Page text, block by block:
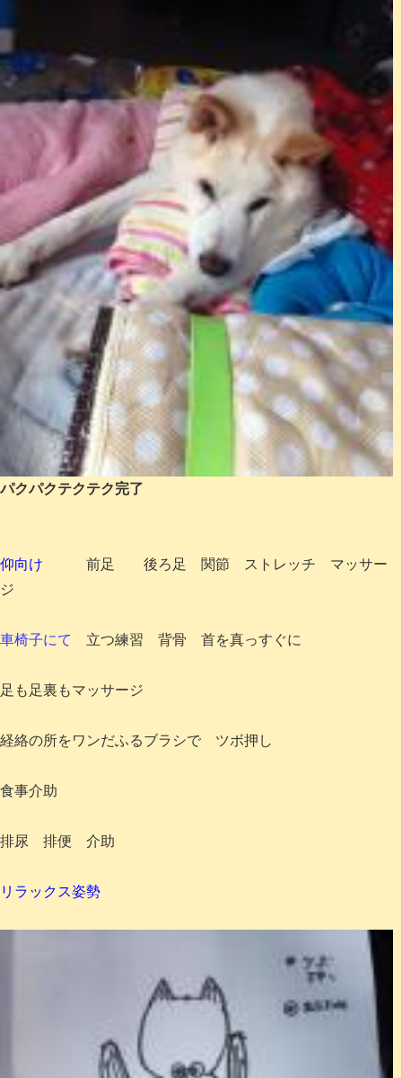
パクパクテクテク完了
仰向け 前足 後ろ足 関節 ストレッチ マッサー
ジ
車椅子にて 立つ練習 背骨 首を真っすぐに
足も足裏もマッサージ
経絡の所をワンだふるブラシで ツボ押し
食事介助
排尿 排便 介助
リラックス姿勢